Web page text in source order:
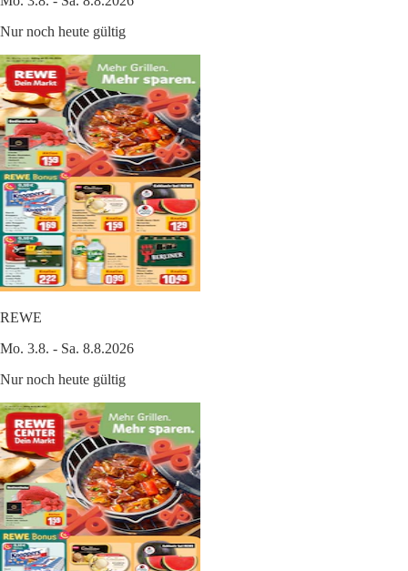
Nur noch heute gültig
REWE
Mo. 3.8. - Sa. 8.8.2026
Nur noch heute gültig